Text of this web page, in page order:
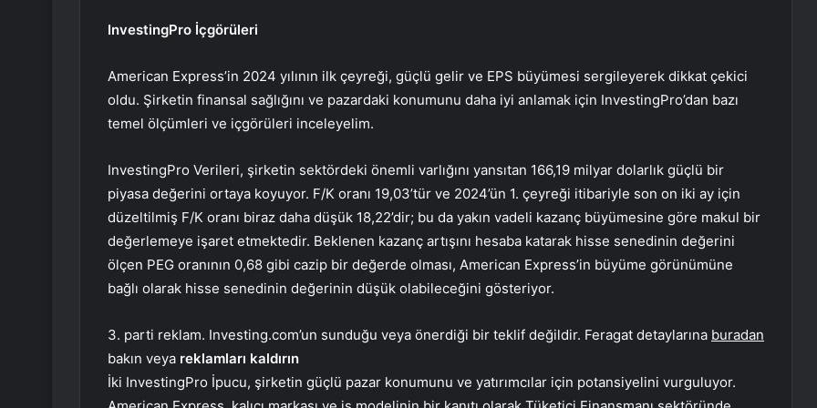
InvestingPro İçgörüleri
American Express’in 2024 yılının ilk çeyreği, güçlü gelir ve EPS büyümesi sergileyerek dikkat çekici
oldu. Şirketin finansal sağlığını ve pazardaki konumunu daha iyi anlamak için InvestingPro’dan bazı
temel ölçümleri ve içgörüleri inceleyelim.
InvestingPro Verileri, şirketin sektördeki önemli varlığını yansıtan 166,19 milyar dolarlık güçlü bir
piyasa değerini ortaya koyuyor. F/K oranı 19,03’tür ve 2024’ün 1. çeyreği itibariyle son on iki ay için
düzeltilmiş F/K oranı biraz daha düşük 18,22’dir; bu da yakın vadeli kazanç büyümesine göre makul bir
değerlemeye işaret etmektedir. Beklenen kazanç artışını hesaba katarak hisse senedinin değerini
ölçen PEG oranının 0,68 gibi cazip bir değerde olması, American Express’in büyüme görünümüne
bağlı olarak hisse senedinin değerinin düşük olabileceğini gösteriyor.
3. parti reklam. Investing.com’un sunduğu veya önerdiği bir teklif değildir. Feragat detaylarına buradan
bakın veya reklamları kaldırın
İki InvestingPro İpucu, şirketin güçlü pazar konumunu ve yatırımcılar için potansiyelini vurguluyor.